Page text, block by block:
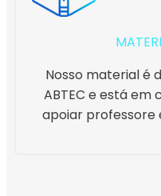
Nosso material é
ABTEC e está
apoiar professore